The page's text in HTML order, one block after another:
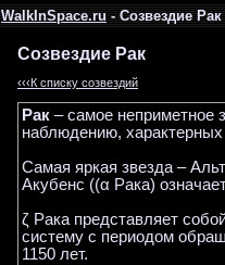
WalkInSpace.ru- Созвездие Рак
Созвездие Рак
‹‹‹К списку созвездий
Рак – самое неприметное
наблюдению,
Самая яркая звезда –
Акубенс ((α Рака)
ζ Рака представляет
систему с периодом
1150 лет.